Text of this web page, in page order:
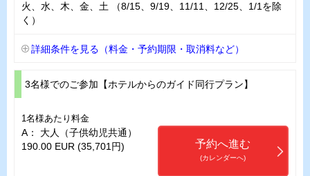
火、水、木、金、土 （8/15、9/19、11/11、12/25、1/1を除
く）
詳細条件を見る（料金・予約期限・取消料など）
3名様でのご参加【ホテルからのガイド同行プラン】
1名様あたり料金
A： 大人（子供幼児共通）
190.00 EUR (35,701円)
予約へ進む
(カレンダーへ)